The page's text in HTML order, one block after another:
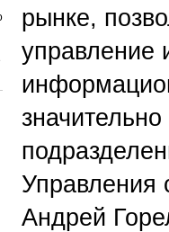
рынке,
управление
Управления
Андрей